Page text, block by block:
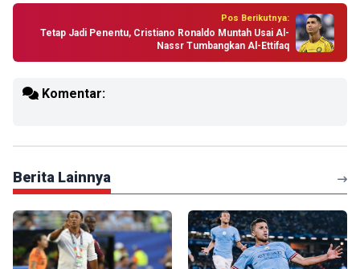
Pos Berikutnya:
Tetap Jadi Penentu, Cristiano Ronaldo Muntah Usai Al-
Nassr Tumbangkan Al-Ettifaq
Komentar:
Berita Lainnya